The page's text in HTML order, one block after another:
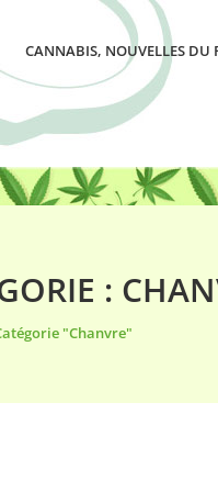
CANNABIS, NOUVELLES DU
:
"Chanvre"